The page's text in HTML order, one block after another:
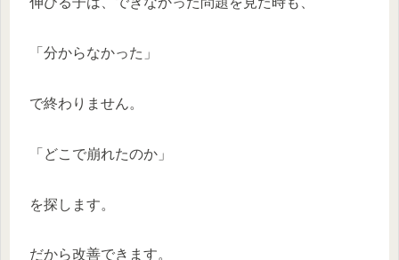
「分からなかった」
で終わりません。
「どこで崩れたのか」
を探します。
だから改善できます。